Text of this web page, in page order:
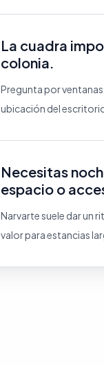
La cuadra
colonia.
Pregunta por
ubicación del
Necesitas
espacio o
Narvarte suele dar un
valor para estancias